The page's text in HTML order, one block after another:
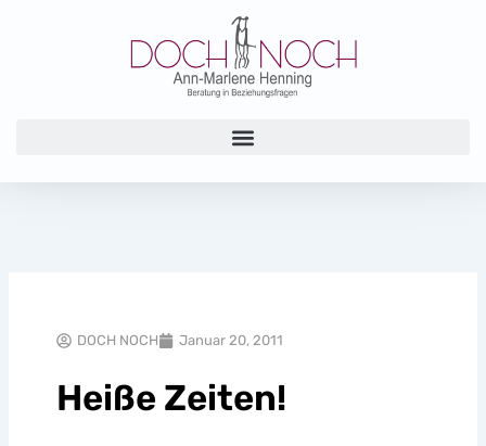
DOCH NOCH Januar 20, 2011
Heiße Zeiten!